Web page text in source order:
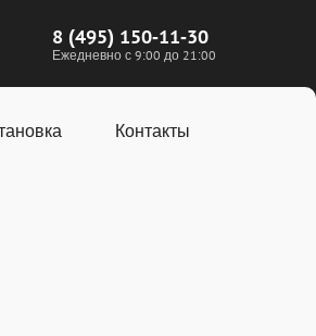
8 (495) 150-11-30
Ежедневно с 9:00 до 21:00
Контакты